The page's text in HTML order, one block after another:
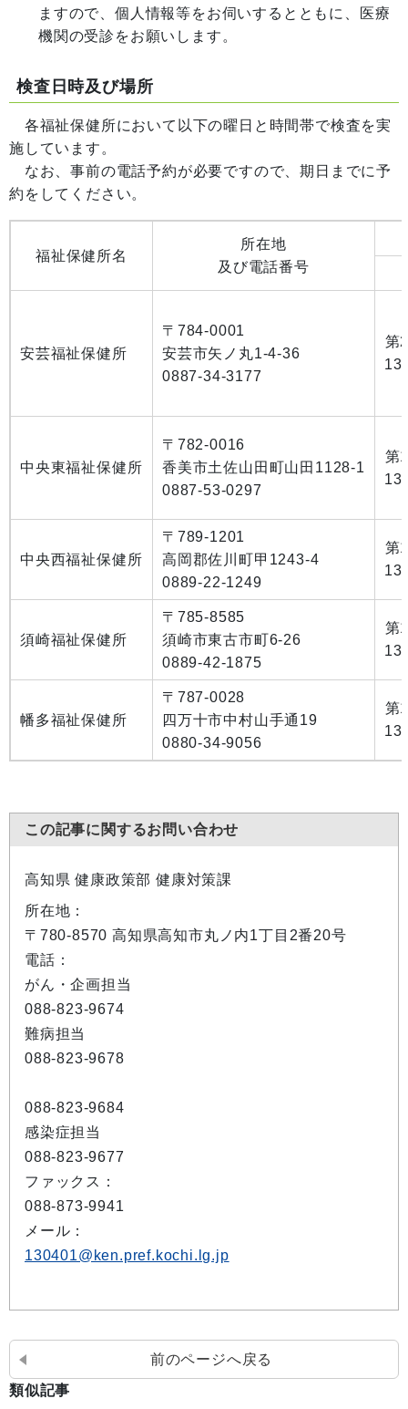
ますので、個人情報等をお伺いするとともに、医療
機関の受診をお願いします。
検査日時及び場所
各福祉保健所において以下の曜日と時間帯で検査を実
施しています。
なお、事前の電話予約が必要ですので、期日までに予
約をしてください。
福祉保健所名
所在地
及び電話番号
安芸福祉保健所
〒784-0001
安芸市矢ノ丸1-4-36
0887-34-3177
第
中央東福祉保健所
〒782-0016
香美市土佐山田町山田1128-1
0887-53-0297
第
中央西福祉保健所
〒789-1201
高岡郡佐川町甲1243-4
0889-22-1249
第
須崎福祉保健所
〒785-8585
須崎市東古市町6-26
0889-42-1875
第
幡多福祉保健所
〒787-0028
四万十市中村山手通19
0880-34-9056
第
この記事に関するお問い合わせ
高知県 健康政策部 健康対策課
所在地：
〒780-8570 高知県高知市丸ノ内1丁目2番20号
電話：
がん・企画担当
088-823-9674
難病担当
088-823-9678
088-823-9684
感染症担当
088-823-9677
ファックス：
088-873-9941
メール：
130401@ken.pref.kochi.lg.jp
前のページへ戻る
類似記事